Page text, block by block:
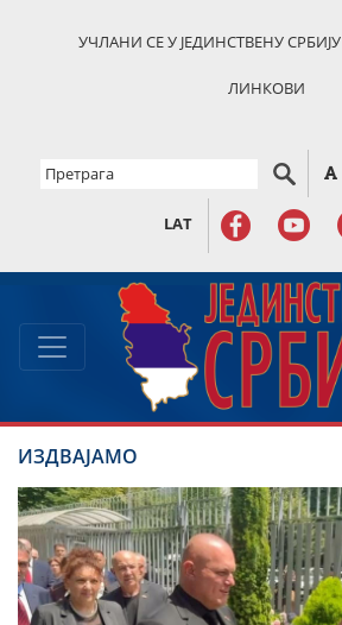
УЧЛАНИ СЕ У ЈЕДИНСТВЕНУ СРБИЈУ
ЛИНКОВИ
LAT
ИЗДВАЈАМО